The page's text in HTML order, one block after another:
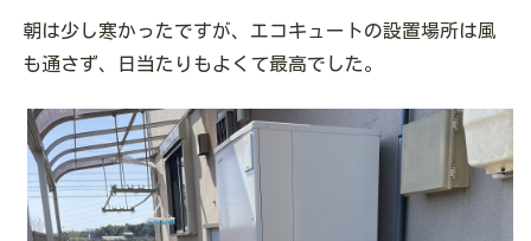
朝は少し寒かったですが、エコキュートの設置場所は風
も通さず、日当たりもよくて最高でした。